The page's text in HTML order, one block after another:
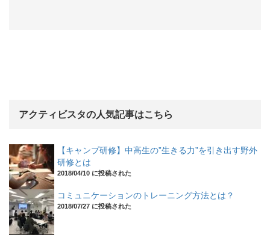
アクティビスタの人気記事はこちら
【キャンプ研修】中高生の”生きる力”を引き出す野外
研修とは
2018/04/10 に投稿された
コミュニケーションのトレーニング方法とは？
2018/07/27 に投稿された